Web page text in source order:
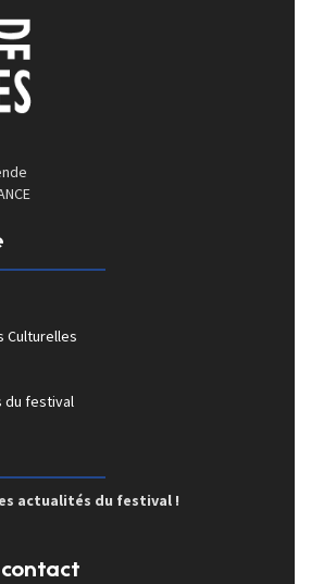
Culturelles
du festival
actualités du festival !